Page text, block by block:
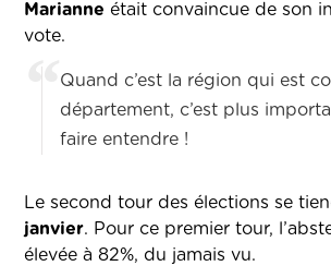
Marianne était convaincue de son
vote.
Quand c’est la région qui est
département, c’est plus
faire entendre !
Le second tour des élections se
janvier. Pour ce premier tour,
élevée à 82%, du jamais vu.